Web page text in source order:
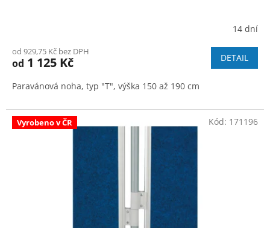
14 dní
od 929,75 Kč bez DPH
od 1 125 Kč DETAIL
Paravánová noha, typ "T", výška 150 až 190 cm
Vyrobeno v ČR Kód: 171196